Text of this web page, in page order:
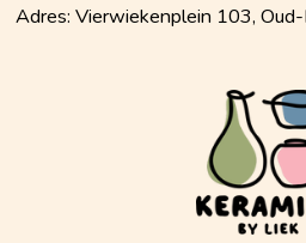
Adres: Vierwiekenplein 103,